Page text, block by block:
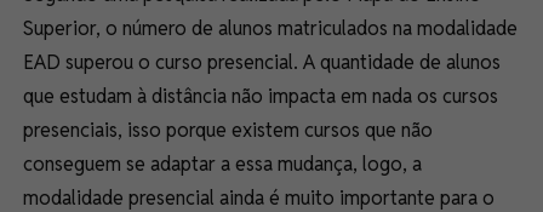
Superior, o número de alunos matriculados na modalidade
EAD superou o curso presencial. A quantidade de alunos
que estudam à distância não impacta em nada os cursos
presenciais, isso porque existem cursos que não
conseguem se adaptar a essa mudança, logo, a
modalidade presencial ainda é muito importante para o